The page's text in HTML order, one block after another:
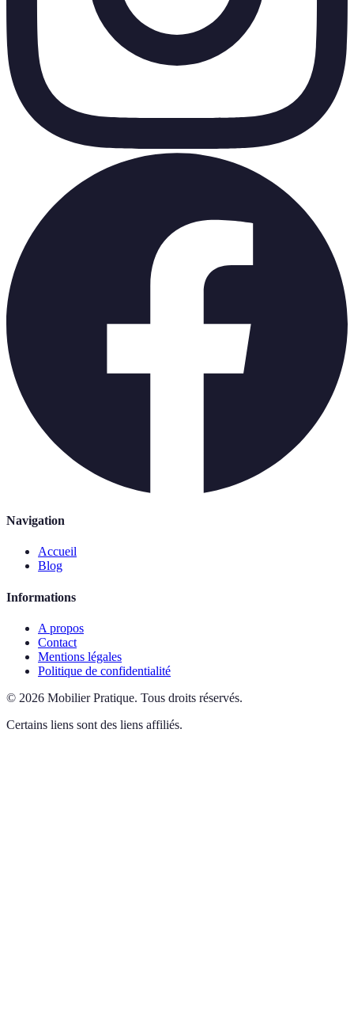
Navigation
Accueil
Blog
Informations
A propos
Contact
Mentions légales
Politique de confidentialité
© 2026 Mobilier Pratique. Tous droits réservés.
Certains liens sont des liens affiliés.